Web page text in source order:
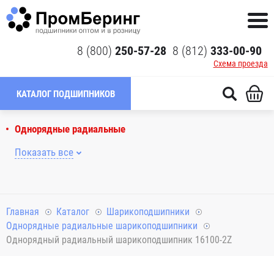
8 (800) 250-57-28 8 (812) 333-00-90
Схема проезда
КАТАЛОГ ПОДШИПНИКОВ
Однорядные радиальные
Показать все
Главная Каталог
Шарикоподшипники
Однорядные радиальные шарикоподшипники
Однорядный радиальный шарикоподшипник 16100-2Z